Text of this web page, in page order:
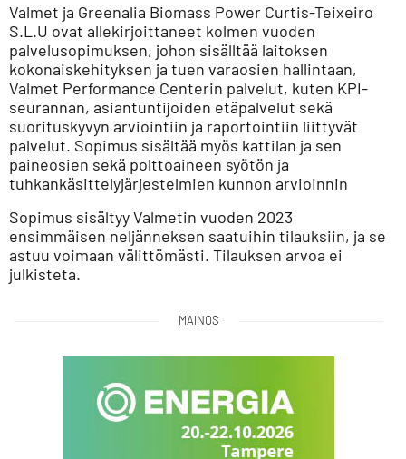
Valmet ja Greenalia Biomass Power Curtis-Teixeiro
S.L.U ovat allekirjoittaneet kolmen vuoden
palvelusopimuksen, johon sisälltää laitoksen
kokonaiskehityksen ja tuen varaosien hallintaan,
Valmet Performance Centerin palvelut, kuten KPI-
seurannan, asiantuntijoiden etäpalvelut sekä
suorituskyvyn arviointiin ja raportointiin liittyvät
palvelut. Sopimus sisältää myös kattilan ja sen
paineosien sekä polttoaineen syötön ja
tuhkankäsittelyjärjestelmien kunnon arvioinnin
Sopimus sisältyy Valmetin vuoden 2023
ensimmäisen neljänneksen saatuihin tilauksiin, ja se
astuu voimaan välittömästi. Tilauksen arvoa ei
julkisteta.
MAINOS